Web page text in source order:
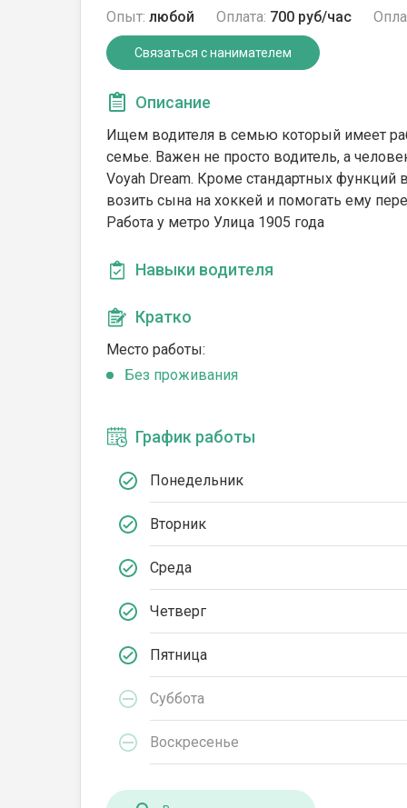
Опыт: любой Оплата: 700 руб/час
Связаться с нанимателем
Описание
Ищем водителя в семью который имеет
семье. Важен не просто водитель, а
Voyah Dream. Кроме стандартных
возить сына на хоккей и помогать ему
Работа у метро Улица 1905 года
Навыки водителя
Кратко
Место работы:
Без проживания
График работы
Понедельник
Вторник
Среда
Четверг
Пятница
Суббота
Воскресенье